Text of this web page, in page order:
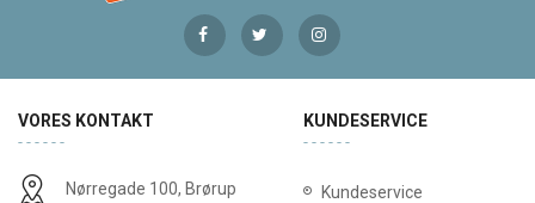
VORES KONTAKT
Nørregade 100, Brørup
KUNDESERVICE
Kundeservice